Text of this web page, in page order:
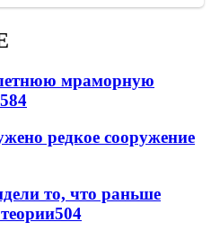
мраморную
584
редкое сооружение
то, что раньше
504